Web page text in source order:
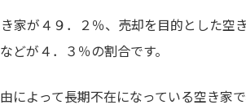
が４９．２％、売却を目的とした空き
どが４．３％の割合です。
によって長期不在になっている空き家